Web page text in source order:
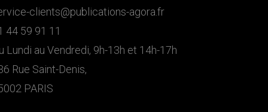
clients@publications-agora.fr
44 59 91 11
Lundi au Vendredi, 9h-13h et 14h-17h
Rue Saint-Denis,
PARIS